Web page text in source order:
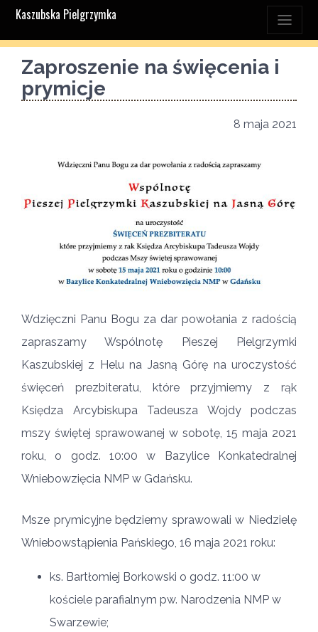
Kaszubska Pielgrzymka
Zaproszenie na święcenia i
prymicje
8 maja 2021
Wdzięczni Panu Bogu za dar powołania z radością
zapraszamy Wspólnotę Pieszej Pielgrzymki
Kaszubskiej z Helu na Jasną Górę na uroczystość
święceń prezbiteratu, które przyjmiemy z rąk
Księdza Arcybiskupa Tadeusza Wojdy podczas
mszy świętej sprawowanej w sobotę, 15 maja 2021
roku, o godz. 10:00 w Bazylice Konkatedralnej
Wniebowzięcia NMP w Gdańsku.
Msze prymicyjne będziemy sprawowali w Niedzielę
Wniebowstąpienia Pańskiego, 16 maja 2021 roku:
ks. Bartłomiej Borkowski o godz. 11:00 w
kościele parafialnym pw. Narodzenia NMP w
Swarzewie;